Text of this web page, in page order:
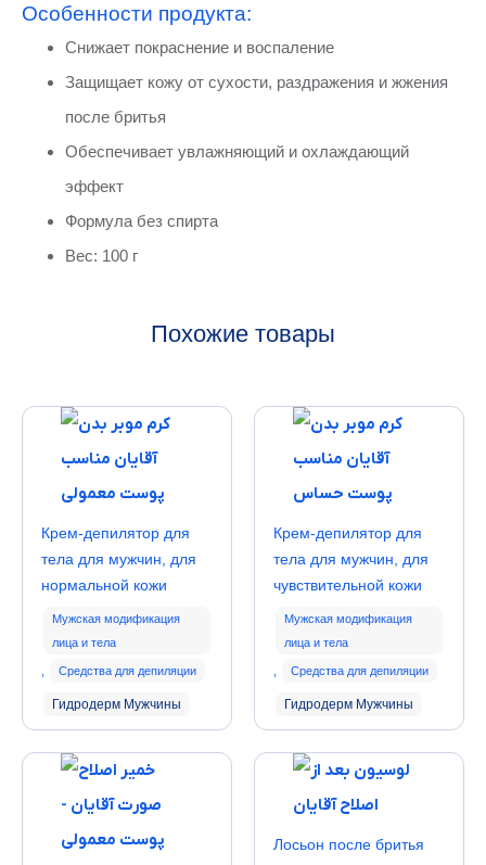
Особенности продукта:
Снижает покраснение и воспаление
Защищает кожу от сухости, раздражения и жжения
после бритья
Обеспечивает увлажняющий и охлаждающий
эффект
Формула без спирта
Вес: 100 г
Похожие товары
Крем-депилятор для
тела для мужчин, для
нормальной кожи
Мужская модификация
лица и тела
Средства для депиляции
Гидродерм Мужчины
Крем-депилятор для
тела для мужчин, для
чувствительной кожи
Мужская модификация
лица и тела
Средства для депиляции
Гидродерм Мужчины
Лосьон после бритья